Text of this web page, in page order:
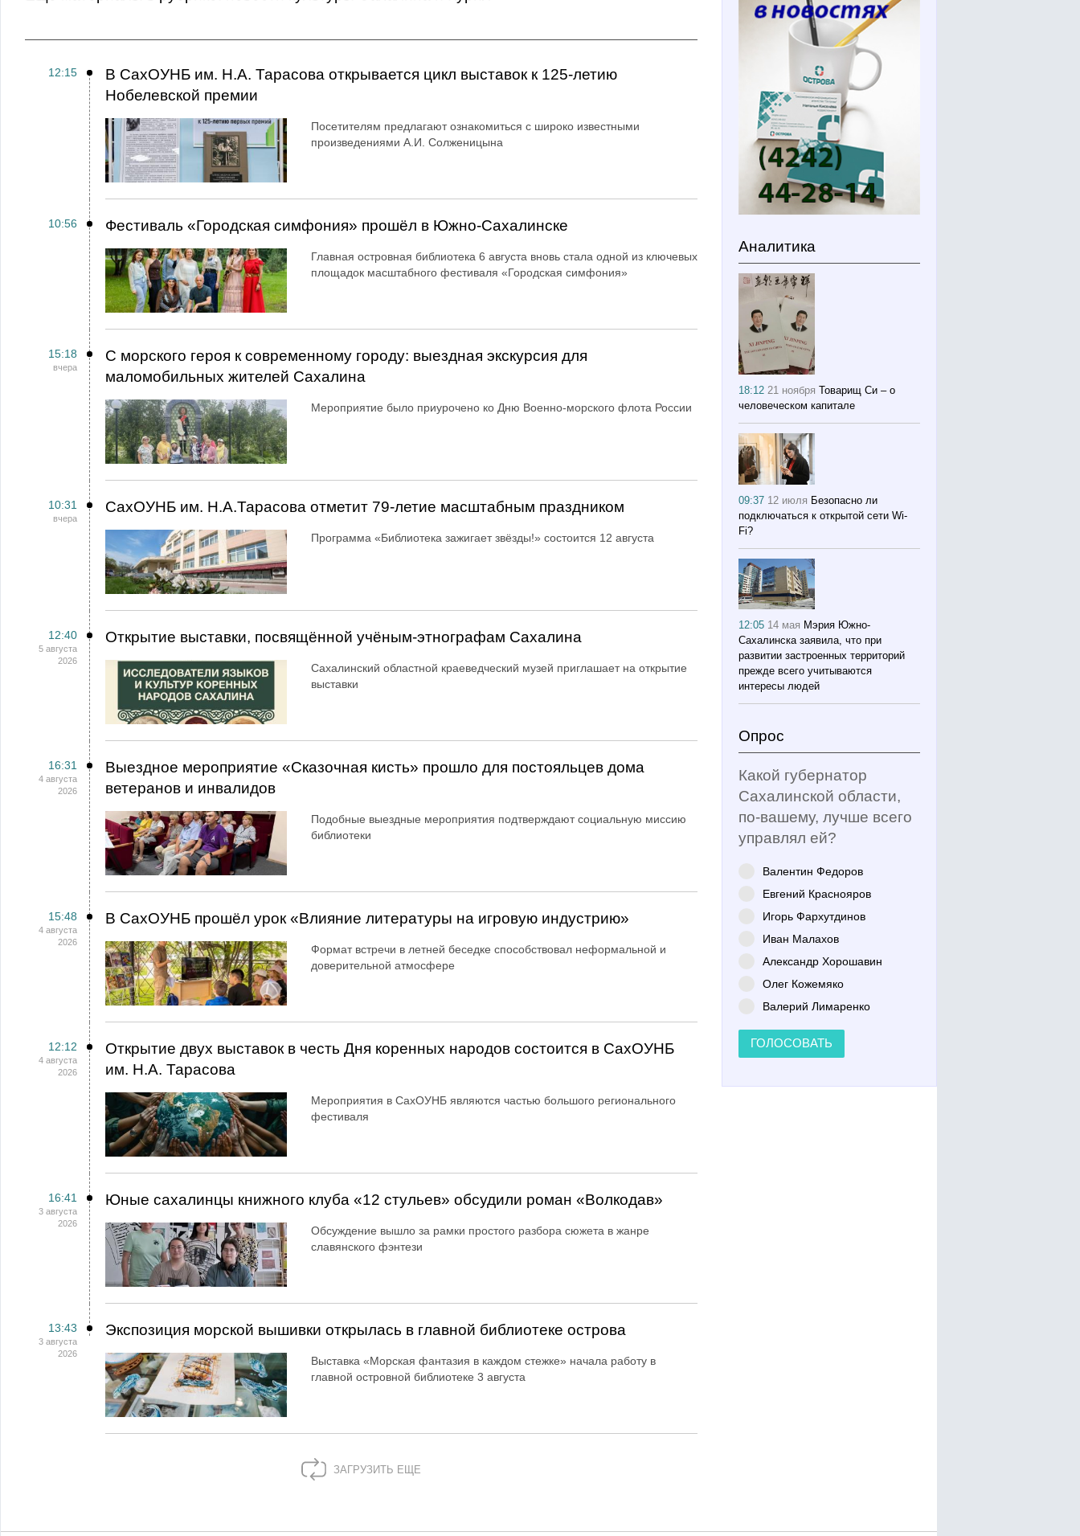
12:15
В СахОУНБ им. Н.А. Тарасова открывается цикл выставок к 125-летию
Нобелевской премии
Посетителям предлагают ознакомиться с широко известными
произведениями А.И. Солженицына
10:56 Фестиваль «Городская симфония» прошёл в Южно-Сахалинске
Главная островная библиотека 6 августа вновь стала одной из ключевых
площадок масштабного фестиваля «Городская симфония»
15:18
вчера
С морского героя к современному городу: выездная экскурсия для
маломобильных жителей Сахалина
Мероприятие было приурочено ко Дню Военно-морского флота России
10:31
вчера
СахОУНБ им. Н.А.Тарасова отметит 79-летие масштабным праздником
Программа «Библиотека зажигает звёзды!» состоится 12 августа
12:40
5 августа
2026
Открытие выставки, посвящённой учёным-этнографам Сахалина
Сахалинский областной краеведческий музей приглашает на открытие
выставки
16:31
4 августа
2026
Выездное мероприятие «Сказочная кисть» прошло для постояльцев дома
ветеранов и инвалидов
Подобные выездные мероприятия подтверждают социальную миссию
библиотеки
15:48
4 августа
2026
В СахОУНБ прошёл урок «Влияние литературы на игровую индустрию»
Формат встречи в летней беседке способствовал неформальной и
доверительной атмосфере
12:12
4 августа
2026
Открытие двух выставок в честь Дня коренных народов состоится в СахОУНБ
им. Н.А. Тарасова
Мероприятия в СахОУНБ являются частью большого регионального
фестиваля
16:41
3 августа
2026
Юные сахалинцы книжного клуба «12 стульев» обсудили роман «Волкодав»
Обсуждение вышло за рамки простого разбора сюжета в жанре
славянского фэнтези
13:43
3 августа
2026
Экспозиция морской вышивки открылась в главной библиотеке острова
Выставка «Морская фантазия в каждом стежке» начала работу в
главной островной библиотеке 3 августа
ЗАГРУЗИТЬ ЕЩЕ
Аналитика
18:1221 ноября Товарищ Си – о
человеческом капитале
09:37 12 июля Безопасно ли
подключаться к открытой сети Wi-
Fi?
12:05 14 мая Мэрия Южно-
Сахалинска заявила, что при
развитии застроенных территорий
прежде всего учитываются
интересы людей
Опрос
Какой губернатор
Сахалинской области,
по-вашему, лучше всего
управлял ей?
Валентин Федоров
Евгений Краснояров
Игорь Фархутдинов
Иван Малахов
Александр Хорошавин
Олег Кожемяко
Валерий Лимаренко
ГОЛОСОВАТЬ